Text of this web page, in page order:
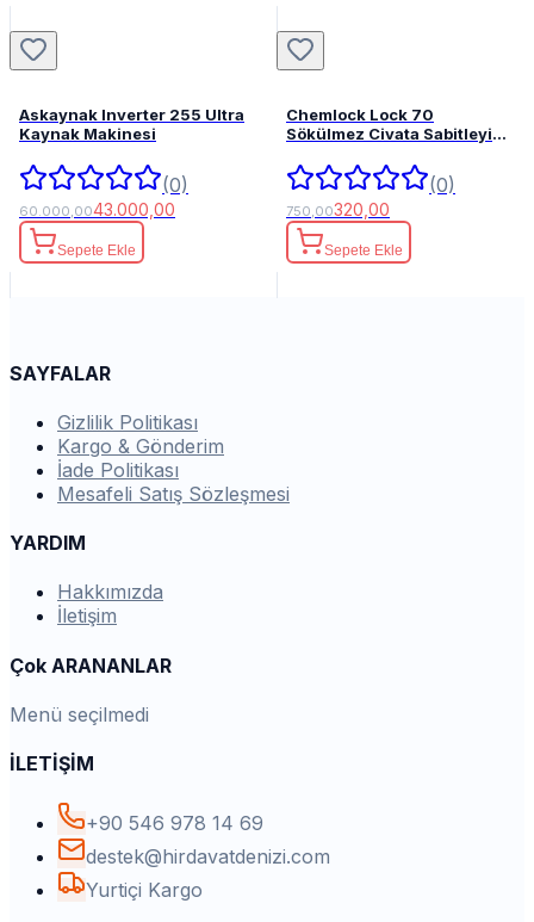
Askaynak Inverter 255 Ultra
Kaynak Makinesi
(0)
60.000,0043.000,00
Sepete Ekle
Chemlock Lock 70
Sökülmez Civata Sabitleyici
(0)
750,00320,00
Sepete Ekle
SAYFALAR
Gizlilik Politikası
Kargo & Gönderim
İade Politikası
Mesafeli Satış Sözleşmesi
YARDIM
Hakkımızda
İletişim
Çok ARANANLAR
Menü seçilmedi
İLETİŞİM
+90 546 978 14 69
destek@hirdavatdenizi.com
Yurtiçi Kargo